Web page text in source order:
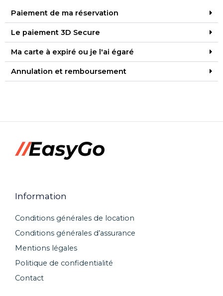
Paiement de ma réservation
Le paiement 3D Secure
Ma carte à expiré ou je l'ai égaré
Annulation et remboursement
Information
Conditions générales de location
Conditions générales d’assurance
Mentions légales
Politique de confidentialité
Contact